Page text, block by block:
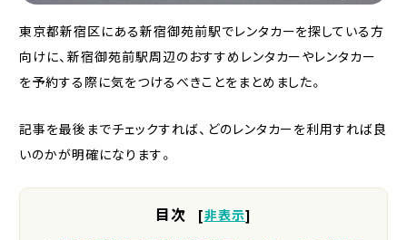
東京都新宿区にある新宿御苑前駅でレンタカーを探している方
向けに、新宿御苑前駅周辺のおすすめレンタカーやレンタカー
を予約する際に気をつけるべきことをまとめました。
記事を最後までチェックすれば、どのレンタカーを利用すれば良
いのかが明確になります。
目次 [非表示]